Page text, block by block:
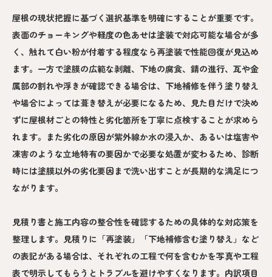
屋根の現状把握に基づく選択基準を明確にすることが重要です。
表面のチョーキングや軽度の色あせは塗装で対応可能な場合が多
く、触れて白い粉が付着する程度なら再塗装で性能回復が見込め
ます。一方で塗膜の広範な剥離、下地の腐食、錆の進行、瓦や金
属部の割れや浮きが確認できる場合は、下地補修を伴う塗り替え
や場合によっては葺き替えが必要になるため、見た目だけで決め
ずに屋根材ごとの特性と劣化箇所を丁寧に点検することが求めら
れます。また劣化の原因が紫外線か水の浸入か、あるいは塩害や
凍害のような立地特有の要因かで必要な処置が変わるため、診断
時には塗膜以外の劣化要因まで洗い出すことが長期的な満足につ
ながります。
見積り書と施工内容の整合性を確認するための具体的な対応策を
整理します。見積りに「再塗装」「下地補修含む塗り替え」など
の表記がある場合は、それぞれの工程で何を含むかを写真や工程
表で明示してもらうとトラブルを避けやすくなります。内訳項目